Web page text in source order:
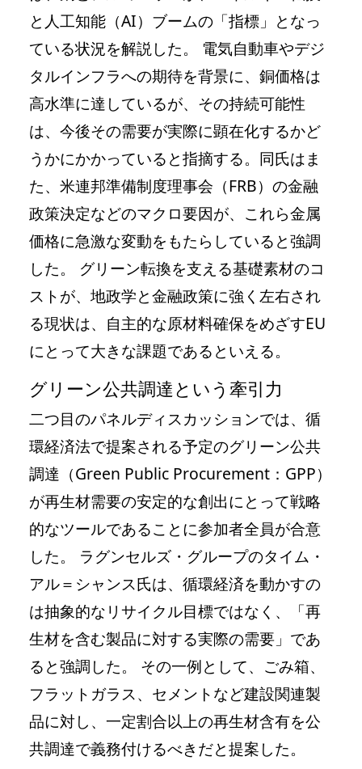
と人工知能（AI）ブームの「指標」となっ
ている状況を解説した。 電気自動車やデジ
タルインフラへの期待を背景に、銅価格は
高水準に達しているが、その持続可能性
は、今後その需要が実際に顕在化するかど
うかにかかっていると指摘する。同氏はま
た、米連邦準備制度理事会（FRB）の金融
政策決定などのマクロ要因が、これら金属
価格に急激な変動をもたらしていると強調
した。 グリーン転換を支える基礎素材のコ
ストが、地政学と金融政策に強く左右され
る現状は、自主的な原材料確保をめざすEU
にとって大きな課題であるといえる。
グリーン公共調達という牽引力
二つ目のパネルディスカッションでは、循
環経済法で提案される予定のグリーン公共
調達（Green Public Procurement：GPP）
が再生材需要の安定的な創出にとって戦略
的なツールであることに参加者全員が合意
した。 ラグンセルズ・グループのタイム・
アル＝シャンス氏は、循環経済を動かすの
は抽象的なリサイクル目標ではなく、「再
生材を含む製品に対する実際の需要」であ
ると強調した。 その一例として、ごみ箱、
フラットガラス、セメントなど建設関連製
品に対し、一定割合以上の再生材含有を公
共調達で義務付けるべきだと提案した。